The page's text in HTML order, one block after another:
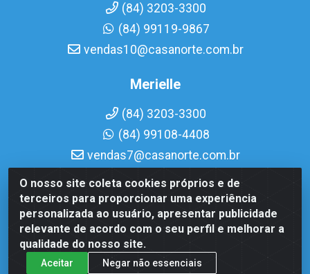
O nosso site coleta cookies próprios e de
terceiros para proporcionar uma experiência
personalizada ao usuário, apresentar publicidade
relevante de acordo com o seu perfil e melhorar a
qualidade do nosso site.
Aceitar Negar não essenciais
(84) 3203-3300
(84) 99119-9867
vendas10@casanorte.com.br
Merielle
(84) 3203-3300
(84) 99108-4408
vendas7@casanorte.com.br
Casa Norte LTDA - Av. Interventor Mário Câmara, 1815 - Dix-
Sept Rosado, Natal/RN - CEP 59054-600 - CNPJ
08.713.513/0001-51